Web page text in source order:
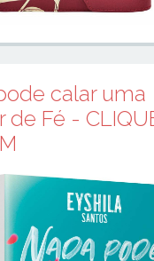
calar uma
de Fé -